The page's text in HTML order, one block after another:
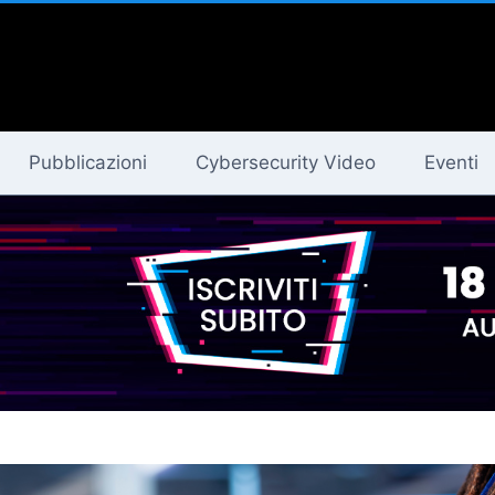
Pubblicazioni Cybersecurity Video Eventi